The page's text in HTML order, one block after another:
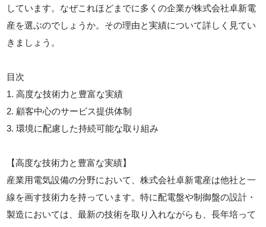
しています。なぜこれほどまでに多くの企業が株式会社卓新電
産を選ぶのでしょうか。その理由と実績について詳しく見てい
きましょう。
目次
1. 高度な技術力と豊富な実績
2. 顧客中心のサービス提供体制
3. 環境に配慮した持続可能な取り組み
【高度な技術力と豊富な実績】
産業用電気設備の分野において、株式会社卓新電産は他社と一
線を画す技術力を持っています。特に配電盤や制御盤の設計・
製造においては、最新の技術を取り入れながらも、長年培って